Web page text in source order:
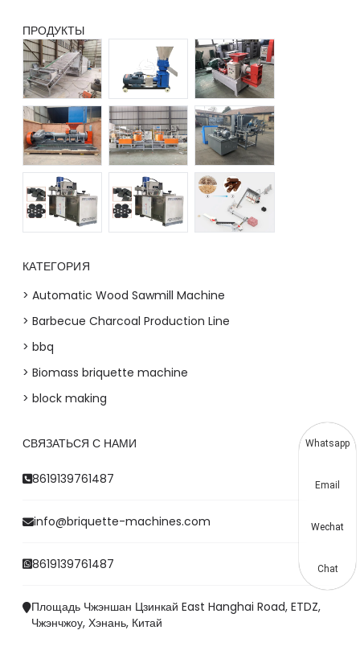
ПРОДУКТЫ
КАТЕГОРИЯ
> Automatic Wood Sawmill Machine
> Barbecue Charcoal Production Line
> bbq
> Biomass briquette machine
> block making
СВЯЗАТЬСЯ С НАМИ
8619139761487
info@briquette-machines.com
8619139761487
Площадь Чжэншан Цзинкай East Hanghai Road, ETDZ,
Чжэнчжоу, Хэнань, Китай
Whatsapp
Email
Wechat
Chat